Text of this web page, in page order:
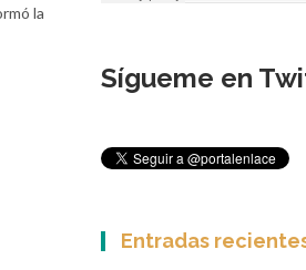
la
Sígueme en
Entradas